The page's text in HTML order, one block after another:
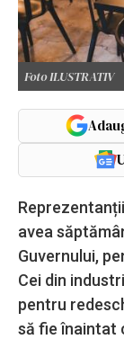
Foto ILUSTRATIV
avea
Guvernului,
Cei din
pentru
să fie înaintat